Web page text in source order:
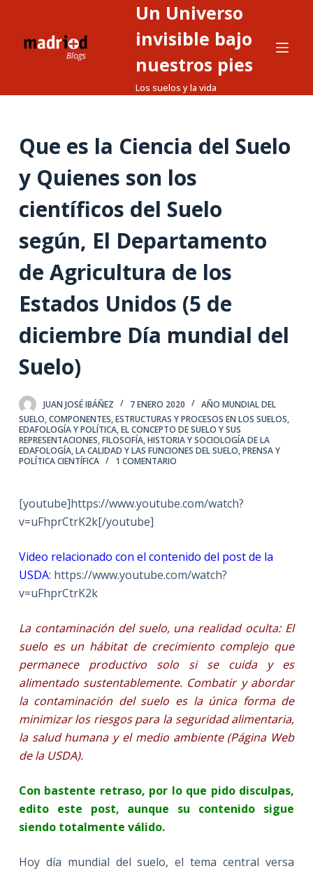
o
e
n
Un Universo
invisible bajo
nuestros pies
Los suelos y la vida
Que es la Ciencia del Suelo
y Quienes son los
científicos del Suelo
según, El Departamento
de Agricultura de los
Estados Unidos (5 de
diciembre Día mundial del
Suelo)
JUAN JOSÉ IBÁÑEZ 7 ENERO 2020
AÑO MUNDIAL DEL
SUELO,COMPONENTES, ESTRUCTURAS Y PROCESOS EN LOS SUELOS,
EDAFOLOGÍA Y POLÍTICA,EL CONCEPTO DE SUELO Y SUS
REPRESENTACIONES,FILOSOFÍA, HISTORIA Y SOCIOLOGÍA DE LA
EDAFOLOGÍA,LA CALIDAD Y LAS FUNCIONES DEL SUELO,PRENSA Y
POLÍTICA CIENTÍFICA
1 COMENTARIO
[youtube]https://www.youtube.com/watch?
v=uFhprCtrK2k[/youtube]
Video relacionado con el contenido del post de la
USDA: https://www.youtube.com/watch?
v=uFhprCtrK2k
La contaminación del suelo, una realidad oculta: El
suelo es un hábitat de crecimiento complejo que
permanece productivo solo si se cuida y es
alimentado sustentablemente. Combatir y abordar
la contaminación del suelo es la única forma de
minimizar los riesgos para la seguridad alimentaria,
la salud humana y el medio ambiente (Página Web
de la USDA).
Con bastente retraso, por lo que pido disculpas,
edito este post, aunque su contenido sigue
siendo totalmente válido.
Hoy día mundial del suelo, el tema central versa